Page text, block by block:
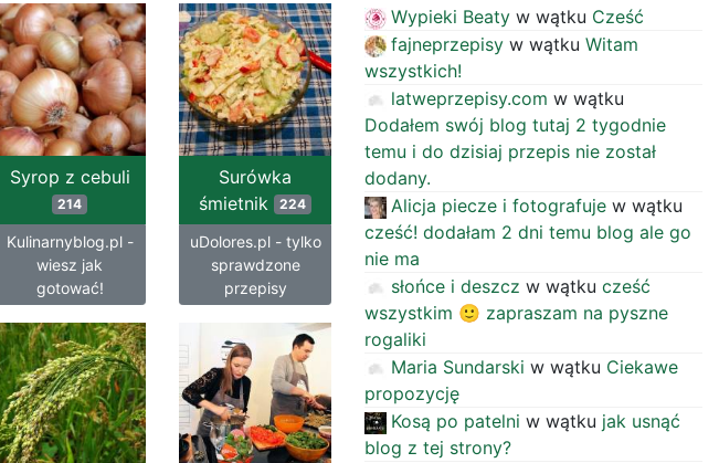
Syrop z cebuli
214
Kulinarnyblog.pl -
wiesz jak
gotować!
Surówka
śmietnik 224
uDolores.pl - tylko
sprawdzone
przepisy
Wypieki Beaty w wątku Cześć
fajneprzepisy w wątku Witam
wszystkich!
latweprzepisy.com w wątku
Dodałem swój blog tutaj 2 tygodnie
temu i do dzisiaj przepis nie został
dodany.
Alicja piecze i fotografuje w wątku
cześć! dodałam 2 dni temu blog ale go
nie ma
słońce i deszcz w wątku cześć
wszystkim 🙂 zapraszam na pyszne
rogaliki
Maria Sundarski w wątku Ciekawe
propozycję
Kosą po patelni w wątku jak usnąć
blog z tej strony?